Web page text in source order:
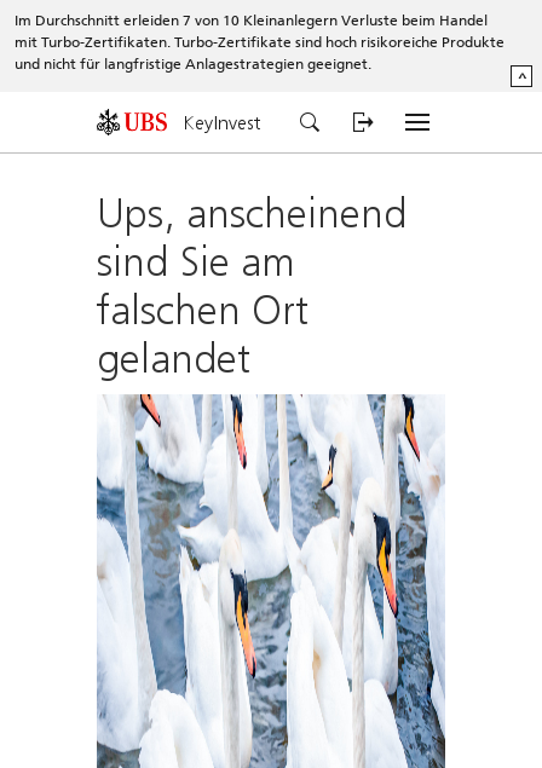
Im Durchschnitt erleiden 7 von 10 Kleinanlegern Verluste beim Handel
mit Turbo-Zertifikaten. Turbo-Zertifikate sind hoch risikoreiche Produkte
und nicht für langfristige Anlagestrategien geeignet.
^
KeyInvest
Ups, anscheinend
sind Sie am
falschen Ort
gelandet